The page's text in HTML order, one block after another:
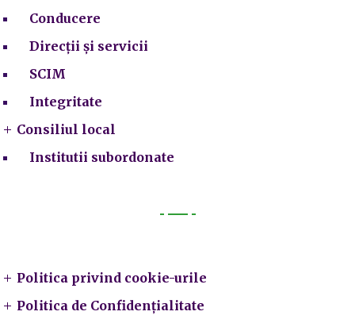
Conducere
Direcții și servicii
SCIM
Integritate
Consiliul local
Institutii subordonate
Politica privind cookie-urile
Politica de Confidențialitate